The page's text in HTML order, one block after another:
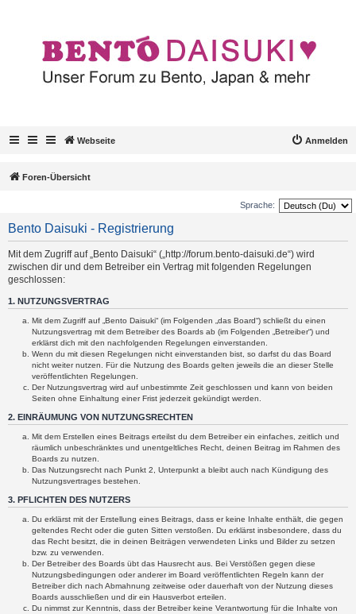
Webseite Anmelden
Foren-Übersicht
Sprache:
Bento Daisuki - Registrierung
Mit dem Zugriff auf „Bento Daisuki“ („http://forum.bento-daisuki.de“) wird
zwischen dir und dem Betreiber ein Vertrag mit folgenden Regelungen
geschlossen:
1. NUTZUNGSVERTRAG
Mit dem Zugriff auf „Bento Daisuki“ (im Folgenden „das Board“) schließt du einen
Nutzungsvertrag mit dem Betreiber des Boards ab (im Folgenden „Betreiber“) und
erklärst dich mit den nachfolgenden Regelungen einverstanden.
Wenn du mit diesen Regelungen nicht einverstanden bist, so darfst du das Board
nicht weiter nutzen. Für die Nutzung des Boards gelten jeweils die an dieser Stelle
veröffentlichten Regelungen.
Der Nutzungsvertrag wird auf unbestimmte Zeit geschlossen und kann von beiden
Seiten ohne Einhaltung einer Frist jederzeit gekündigt werden.
2. EINRÄUMUNG VON NUTZUNGSRECHTEN
Mit dem Erstellen eines Beitrags erteilst du dem Betreiber ein einfaches, zeitlich und
räumlich unbeschränktes und unentgeltliches Recht, deinen Beitrag im Rahmen des
Boards zu nutzen.
Das Nutzungsrecht nach Punkt 2, Unterpunkt a bleibt auch nach Kündigung des
Nutzungsvertrages bestehen.
3. PFLICHTEN DES NUTZERS
Du erklärst mit der Erstellung eines Beitrags, dass er keine Inhalte enthält, die gegen
geltendes Recht oder die guten Sitten verstoßen. Du erklärst insbesondere, dass du
das Recht besitzt, die in deinen Beiträgen verwendeten Links und Bilder zu setzen
bzw. zu verwenden.
Der Betreiber des Boards übt das Hausrecht aus. Bei Verstößen gegen diese
Nutzungsbedingungen oder anderer im Board veröffentlichten Regeln kann der
Betreiber dich nach Abmahnung zeitweise oder dauerhaft von der Nutzung dieses
Boards ausschließen und dir ein Hausverbot erteilen.
Du nimmst zur Kenntnis, dass der Betreiber keine Verantwortung für die Inhalte von